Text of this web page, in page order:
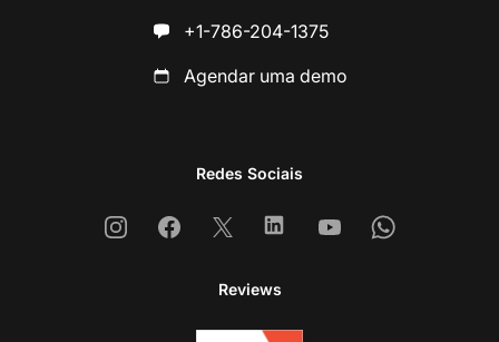
+1-786-204-1375
Agendar uma demo
Redes Sociais
InstagramFacebook
X LinkedinYoutubeWhatsapp
Reviews